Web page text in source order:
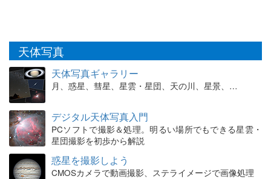
天体写真
天体写真ギャラリー
月、惑星、彗星、星雲・星団、天の川、星景、…
デジタル天体写真入門
PCソフトで撮影＆処理。明るい場所でもできる星雲・
星団撮影を初歩から解説
惑星を撮影しよう
CMOSカメラで動画撮影、ステライメージで画像処理